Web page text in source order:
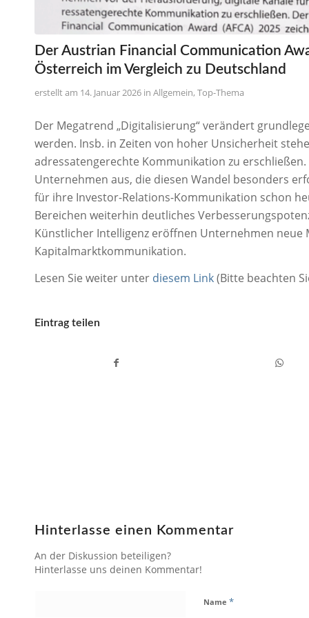
Der Austrian Financial Communication
Österreich im Vergleich zu Deutschland
14. Januar 2026 in Allgemein, Top-Thema
Der Megatrend „Digitalisierung“ verändert
werden. Insb. in Zeiten von hoher Unsicherheit
adressatengerechte Kommunikation zu
Unternehmen aus, die diesen Wandel besonders
für ihre Investor-Relations-Kommunikation schon
Bereichen weiterhin deutliches
Künstlicher Intelligenz eröffnen Unternehmen
Kapitalmarktkommunikation.
Lesen Sie weiter unter diesem Link(Bitte beachten
Eintrag teilen
Hinterlasse einen Kommentar
An der Diskussion beteiligen?
Hinterlasse uns deinen Kommentar!
Name *